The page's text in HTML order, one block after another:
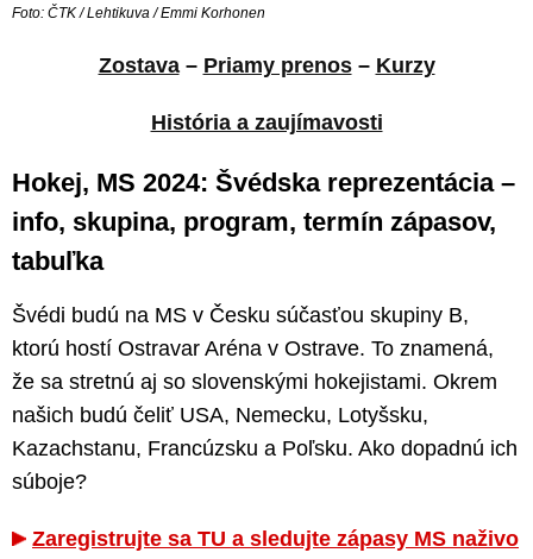
Foto: ČTK / Lehtikuva / Emmi Korhonen
Zostava– Priamy prenos– Kurzy
História a zaujímavosti
Hokej, MS 2024: Švédska reprezentácia –
info, skupina, program, termín zápasov,
tabuľka
Švédi budú na MS v Česku súčasťou skupiny B,
ktorú hostí Ostravar Aréna v Ostrave. To znamená,
že sa stretnú aj so slovenskými hokejistami. Okrem
našich budú čeliť USA, Nemecku, Lotyšsku,
Kazachstanu, Francúzsku a Poľsku. Ako dopadnú ich
súboje?
Zaregistrujte sa TU a sledujte zápasy MS naživo